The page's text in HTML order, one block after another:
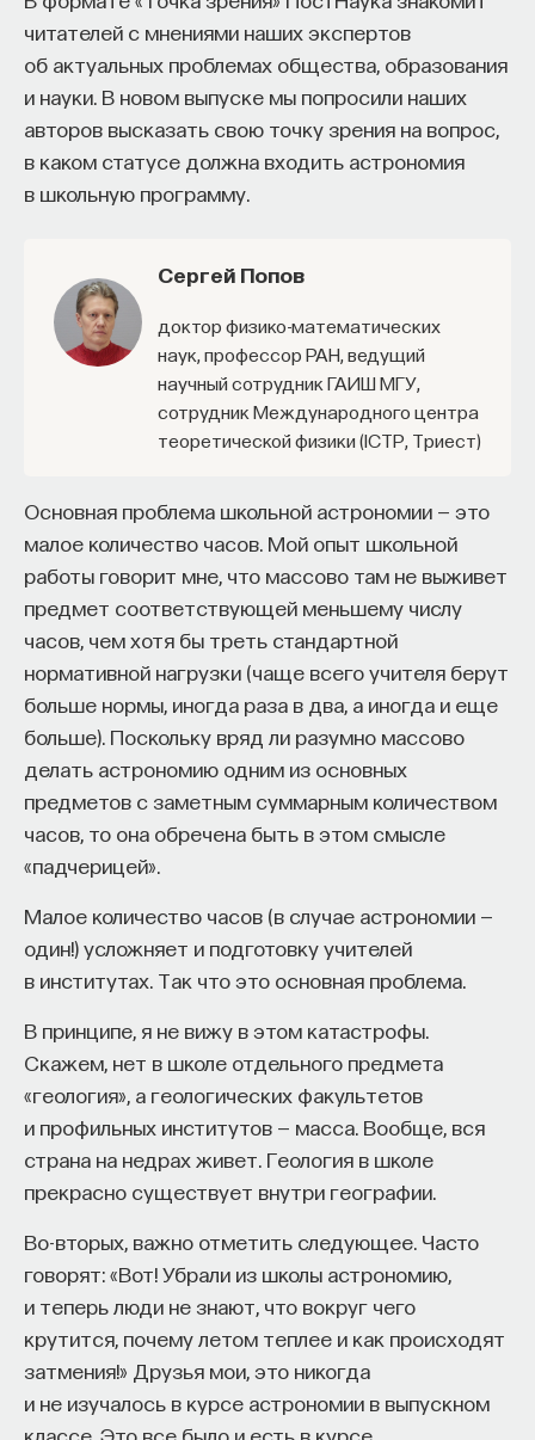
читателей с мнениями наших экспертов
об актуальных проблемах общества, образования
и науки. В новом выпуске мы попросили наших
авторов высказать свою точку зрения на вопрос,
в каком статусе должна входить астрономия
в школьную программу.
Сергей Попов
Доктор физико-математических
наук, профессор РАН, ведущий
научный сотрудник ГАИШ МГУ,
сотрудник Международного центра
теоретической физики (ICTP, Триест)
Основная проблема школьной астрономии — это
малое количество часов. Мой опыт школьной
работы говорит мне, что массово там не выживет
предмет соответствующей меньшему числу
часов, чем хотя бы треть стандартной
нормативной нагрузки (чаще всего учителя берут
больше нормы, иногда раза в два, а иногда и еще
больше). Поскольку вряд ли разумно массово
делать астрономию одним из основных
предметов с заметным суммарным количеством
часов, то она обречена быть в этом смысле
«падчерицей».
Малое количество часов (в случае астрономии —
один!) усложняет и подготовку учителей
в институтах. Так что это основная проблема.
В принципе, я не вижу в этом катастрофы.
Скажем, нет в школе отдельного предмета
«геология», а геологических факультетов
и профильных институтов — масса. Вообще, вся
страна на недрах живет. Геология в школе
прекрасно существует внутри географии.
Во-вторых, важно отметить следующее. Часто
говорят: «Вот! Убрали из школы астрономию,
и теперь люди не знают, что вокруг чего
крутится, почему летом теплее и как происходят
затмения!» Друзья мои, это никогда
и не изучалось в курсе астрономии в выпускном
классе. Это все было и есть в курсе
собственное будущее, почему результаты
образования раскрываются на длинной дистанции,
и что на самом деле должен уметь студент,
выходящий в сложный и быстро меняющийся мир.
А еще — почему ИИ не стоит просто запрещать,
как использовать его для диалога, и зачем
практике мышления и коммуникации.
Основатель ПостНауки Ивар Максутов запускает
проект Naukka Talents.
Это глобальная экосистема для поиска и найма
STEM-специалистов (Science, Technology,
Deep-Tech и Biotech проекты по всему миру. Если
вы занимаетесь биоинформатикой, молекулярной
биологией, ИИ или другими наукоемкими
дисциплинами, проект поможет вам найти место
в командах, меняющих индустрию.
Как стать участником:
Заполнить анкету кандидата
Посмотреть текущие вакансии
Образование работает дольше,
чем кажется
движемся к ним — и дальше все должно
работать. Но в реальности с целеполаганием все
намного сложнее. Проблема не только
во временном разрыве, когда результат должен
проявиться через несколько лет. Ключевой
эффект образования не раскрывается в тот
момент, когда выпускник выходит на работу, —
тогда все только начинается. Дальше человек
адаптируется и еще много лет пользуется тем,
долго он опирается на свое первое образование,
речь идет не о нескольких годах,
а о десятилетиях».
У университета четыре цели
«Мы выделили четыре идеологии образования.